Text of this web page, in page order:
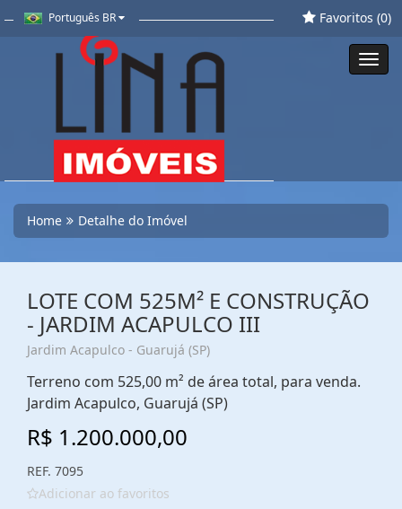
Português BR Favoritos (0)
Home Detalhe do Imóvel
LOTE COM 525M² E CONSTRUÇÃO
- JARDIM ACAPULCO III
Jardim Acapulco - Guarujá (SP)
Terreno com 525,00 m² de área total, para venda.
Jardim Acapulco, Guarujá (SP)
R$ 1.200.000,00
REF. 7095
Adicionar ao favoritos